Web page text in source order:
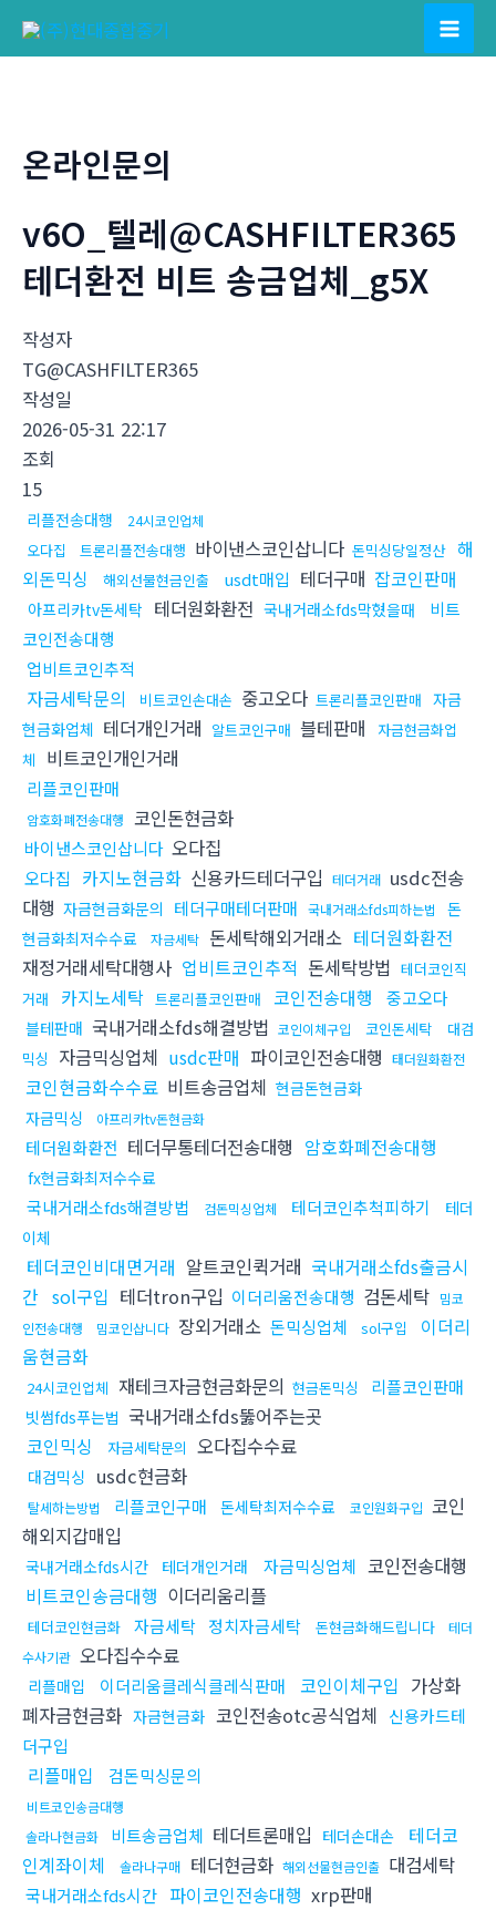
Main
온라인문의
v6O_텔레@CASHFILTER365
테더환전 비트 송금업체_g5X
작성자
TG@CASHFILTER365
작성일
2026-05-31 22:17
조회
15
리플전송대행 24시코인업체
오다집 트론리플전송대행 바이낸스코인삽니다 돈믹싱당일정산
해
외돈믹싱
해외선물현금인출 usdt매입 테더구매 잡코인판매
아프리카tv돈세탁 테더원화환전 국내거래소fds막혔을때
비트
코인전송대행
업비트코인추적
자금세탁문의 비트코인손대손 중고오다 트론리플코인판매 자금
현금화업체 테더개인거래 알트코인구매 블테판매
자금현금화업
체
비트코인개인거래
리플코인판매
암호화폐전송대행 코인돈현금화
바이낸스코인삽니다 오다집
오다집 카지노현금화 신용카드테더구입 테더거래 usdc전송
대행 자금현금화문의 테더구매테더판매 국내거래소fds피하는법
돈
현금화최저수수료
자금세탁 돈세탁해외거래소 테더원화환전
재정거래세탁대행사 업비트코인추적 돈세탁방법 테더코인직
거래
카지노세탁 트론리플코인판매 코인전송대행 중고오다
블테판매 국내거래소fds해결방법 코인이체구입 코인돈세탁
대검
믹싱
자금믹싱업체 usdc판매 파이코인전송대행 태더원화환전
코인현금화수수료 비트송금업체 현금돈현금화
자금믹싱
아프리카tv돈현금화
테더원화환전 테더무통테더전송대행 암호화폐전송대행
fx현금화최저수수료
국내거래소fds해결방법 검돈믹싱업체 테더코인추척피하기
테더
이체
테더코인비대면거래 알트코인퀵거래 국내거래소fds출금시
간 sol구입 테더tron구입 이더리움전송대행 검돈세탁 밈코
인전송대행
밈코인삽니다 장외거래소 돈믹싱업체 sol구입
이더리
움현금화
24시코인업체 재테크자금현금화문의 현금돈믹싱 리플코인판매
빗썸fds푸는법 국내거래소fds뚫어주는곳
코인믹싱
자금세탁문의 오다집수수료
대검믹싱 usdc현금화
탈세하는방법 리플코인구매 돈세탁최저수수료 코인원화구입 코인
해외지갑매입
국내거래소fds시간 테더개인거래 자금믹싱업체 코인전송대행
비트코인송금대행 이더리움리플
테더코인현금화 자금세탁 정치자금세탁 돈현금화해드립니다
테더
수사기관 오다집수수료
리플매입 이더리움클레식클레식판매 코인이체구입 가상화
폐자금현금화 자금현금화 코인전송otc공식업체 신용카드테
더구입
리플매입 검돈믹싱문의
비트코인송금대행
솔라나현금화
비트송금업체 테더트론매입 테더손대손
테더코
인계좌이체
솔라나구매 테더현금화 해외선물현금인출 대검세탁
국내거래소fds시간 파이코인전송대행 xrp판매